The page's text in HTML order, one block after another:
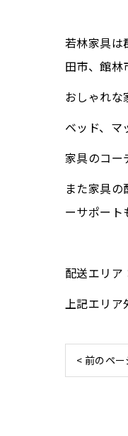
若林家具は
田市、館林
おしゃれな
ベッド、マ
家具のコー
また家具
ーサポート
配送エリア
上記エリア
< 前のペー